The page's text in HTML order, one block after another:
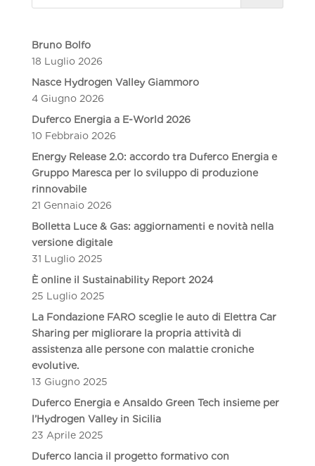
Bruno Bolfo
18 Luglio 2026
Nasce Hydrogen Valley Giammoro
4 Giugno 2026
Duferco Energia a E-World 2026
10 Febbraio 2026
Energy Release 2.0: accordo tra Duferco Energia e
Gruppo Maresca per lo sviluppo di produzione
rinnovabile
21 Gennaio 2026
Bolletta Luce & Gas: aggiornamenti e novità nella
versione digitale
31 Luglio 2025
È online il Sustainability Report 2024
25 Luglio 2025
La Fondazione FARO sceglie le auto di Elettra Car
Sharing per migliorare la propria attività di
assistenza alle persone con malattie croniche
evolutive.
13 Giugno 2025
Duferco Energia e Ansaldo Green Tech insieme per
l’Hydrogen Valley in Sicilia
23 Aprile 2025
Duferco lancia il progetto formativo con